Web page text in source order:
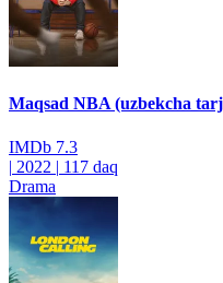
Maqsad NBA (uzbekcha
IMDb 7.3
| 2022 | 117 daq
Drama